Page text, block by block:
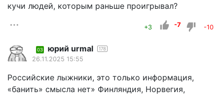
кучи людей, которым раньше проигрывал?
+3 -7 -10
03 юрий urmal 178
26.11.2025 15:55
Российские лыжники, это только информация,
«банить» смысла нет» Финляндия, Норвегия,